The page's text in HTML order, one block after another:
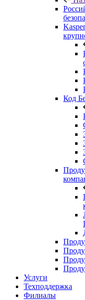
Код
Услуги
Техподдержка
Филиалы